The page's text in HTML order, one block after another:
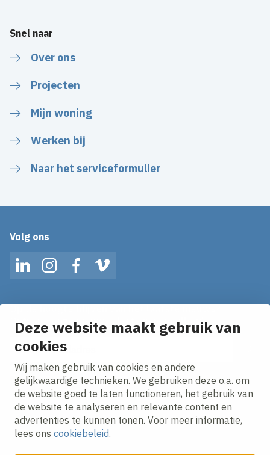
Deze website maakt gebruik van
cookies
Wij maken gebruik van cookies en andere
gelijkwaardige technieken. We gebruiken deze o.a. om
de website goed te laten functioneren, het gebruik van
de website te analyseren en relevante content en
advertenties te kunnen tonen. Voor meer informatie,
lees ons cookiebeleid.
Snel naar
Over ons
Projecten
Mijn woning
Werken bij
Naar het serviceformulier
Volg ons
LinkedInInstagramFacebookVimeo
Ontvang onze nieuws alerts in je mailbox!
E-mailadres
Ik ga akkoord met hetprivacy statement.